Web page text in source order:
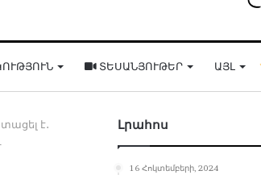
ՏԵՍԱՆՅՈՒԹԵՐ ԱՅԼ
է․
Լրահոս
16 Հոկտեմբերի, 2024